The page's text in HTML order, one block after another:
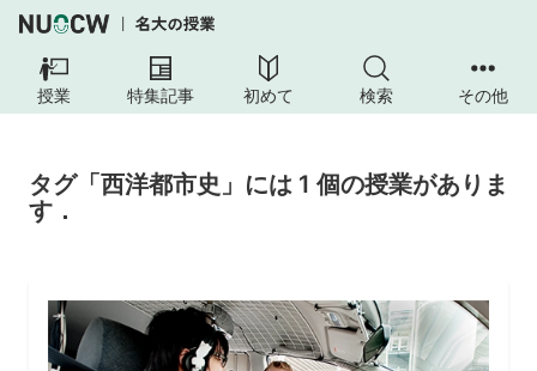
授業 特集記事 初めて 検索 その他
タグ「西洋都市史」には 1 個の授業がありま
す．